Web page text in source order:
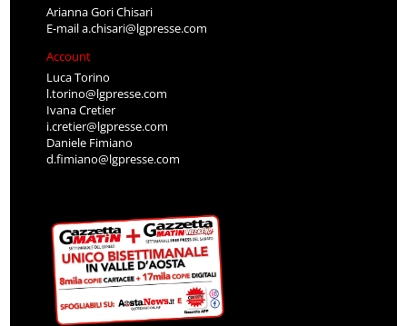
Arianna Gori Chisari
E-maila.chisari@lgpresse.com
Account
Luca Torino
l.torino@lgpresse.com
Ivana Cretier
i.cretier@lgpresse.com
Daniele Fimiano
d.fimiano@lgpresse.com